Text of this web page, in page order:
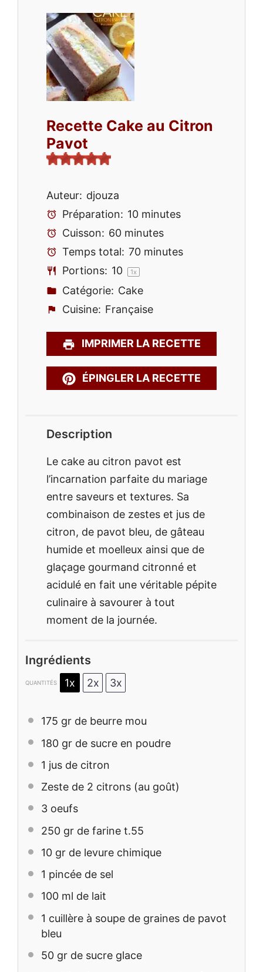
Recette Cake au Citron
Pavot
Auteur: djouza
Préparation: 10 minutes
Cuisson: 60 minutes
Temps total: 70 minutes
Portions: 10 1x
Catégorie: Cake
Cuisine: Française
IMPRIMER LA RECETTE
ÉPINGLER LA RECETTE
Description
Le cake au citron pavot est
l’incarnation parfaite du mariage
entre saveurs et textures. Sa
combinaison de zestes et jus de
citron, de pavot bleu, de gâteau
humide et moelleux ainsi que de
glaçage gourmand citronné et
acidulé en fait une véritable pépite
culinaire à savourer à tout
moment de la journée.
Ingrédients
QUANTITÉS 1x 2x 3x
175 gr de beurre mou
180 gr de sucre en poudre
1 jus de citron
Zeste de 2 citrons (au goût)
3 oeufs
250 gr de farine t.55
10 gr de levure chimique
1 pincée de sel
100 ml de lait
1 cuillère à soupe de graines de pavot
bleu
50 gr de sucre glace